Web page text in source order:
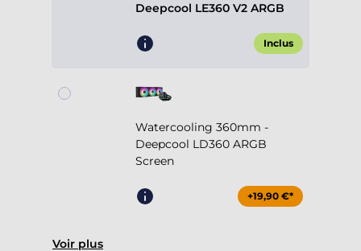
Deepcool LE360 V2 ARGB
Inclus
Watercooling 360mm -
Deepcool LD360 ARGB
Screen
+19,90 €*
Voir plus